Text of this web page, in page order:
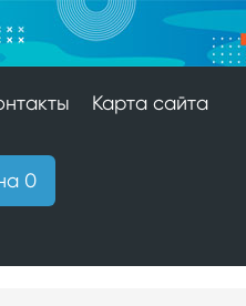
Карта сайта
0